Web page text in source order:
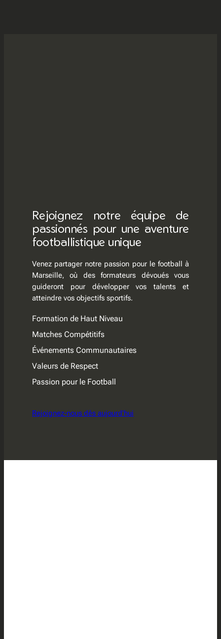
Rejoignez notre équipe de
passionnés pour une aventure
footballistique unique
Venez partager notre passion pour le football à
Marseille, où des formateurs dévoués vous
guideront pour développer vos talents et
atteindre vos objectifs sportifs.
Formation de Haut Niveau
Matches Compétitifs
Événements Communautaires
Valeurs de Respect
Passion pour le Football
Rejoignez-nous dès aujourd’hui